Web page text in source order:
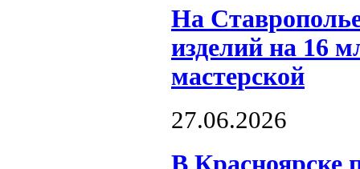
На
изделий на 16
мастерской
27.06.2026